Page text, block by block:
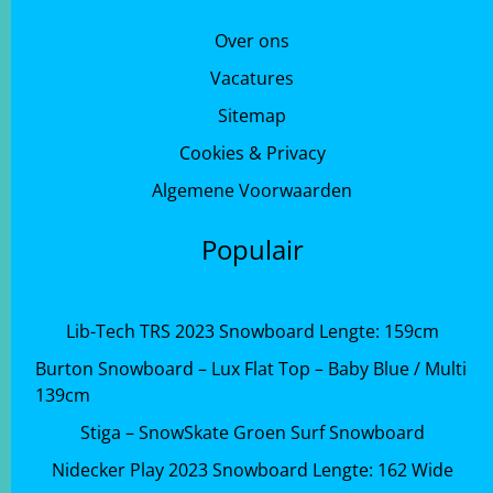
Over ons
Vacatures
Sitemap
Cookies & Privacy
Algemene Voorwaarden
Populair
Lib-Tech TRS 2023 Snowboard Lengte: 159cm
Burton Snowboard – Lux Flat Top – Baby Blue / Multi
139cm
Stiga – SnowSkate Groen Surf Snowboard
Nidecker Play 2023 Snowboard Lengte: 162 Wide